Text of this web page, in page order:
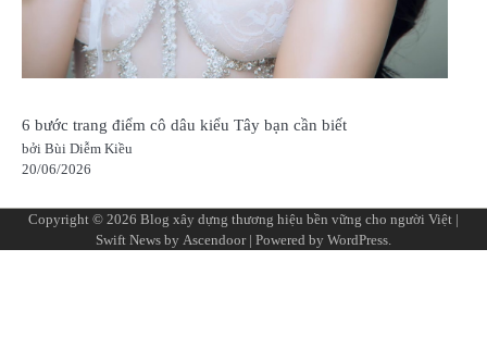
6 bước trang điểm cô dâu kiểu Tây bạn cần biết
bởi Bùi Diễm Kiều
20/06/2026
Copyright © 2026 Blog xây dựng thương hiệu bền vững cho người Việt |
Swift News by Ascendoor| Powered by WordPress